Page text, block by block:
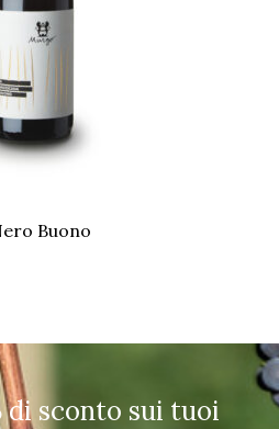
Buono
di sconto sui tuoi